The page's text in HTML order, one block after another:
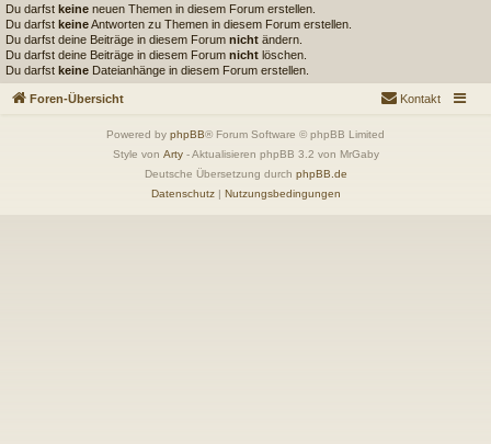
Du darfst keine neuen Themen in diesem Forum erstellen.
Du darfst keineAntworten zu Themen in diesem Forum erstellen.
Du darfst deine Beiträge in diesem Forum nicht ändern.
Du darfst deine Beiträge in diesem Forum nicht löschen.
Du darfst keine Dateianhänge in diesem Forum erstellen.
Foren-Übersicht Kontakt
Powered by phpBB® Forum Software © phpBB Limited
Style von Arty- Aktualisieren phpBB 3.2 von MrGaby
Deutsche Übersetzung durch phpBB.de
Datenschutz| Nutzungsbedingungen